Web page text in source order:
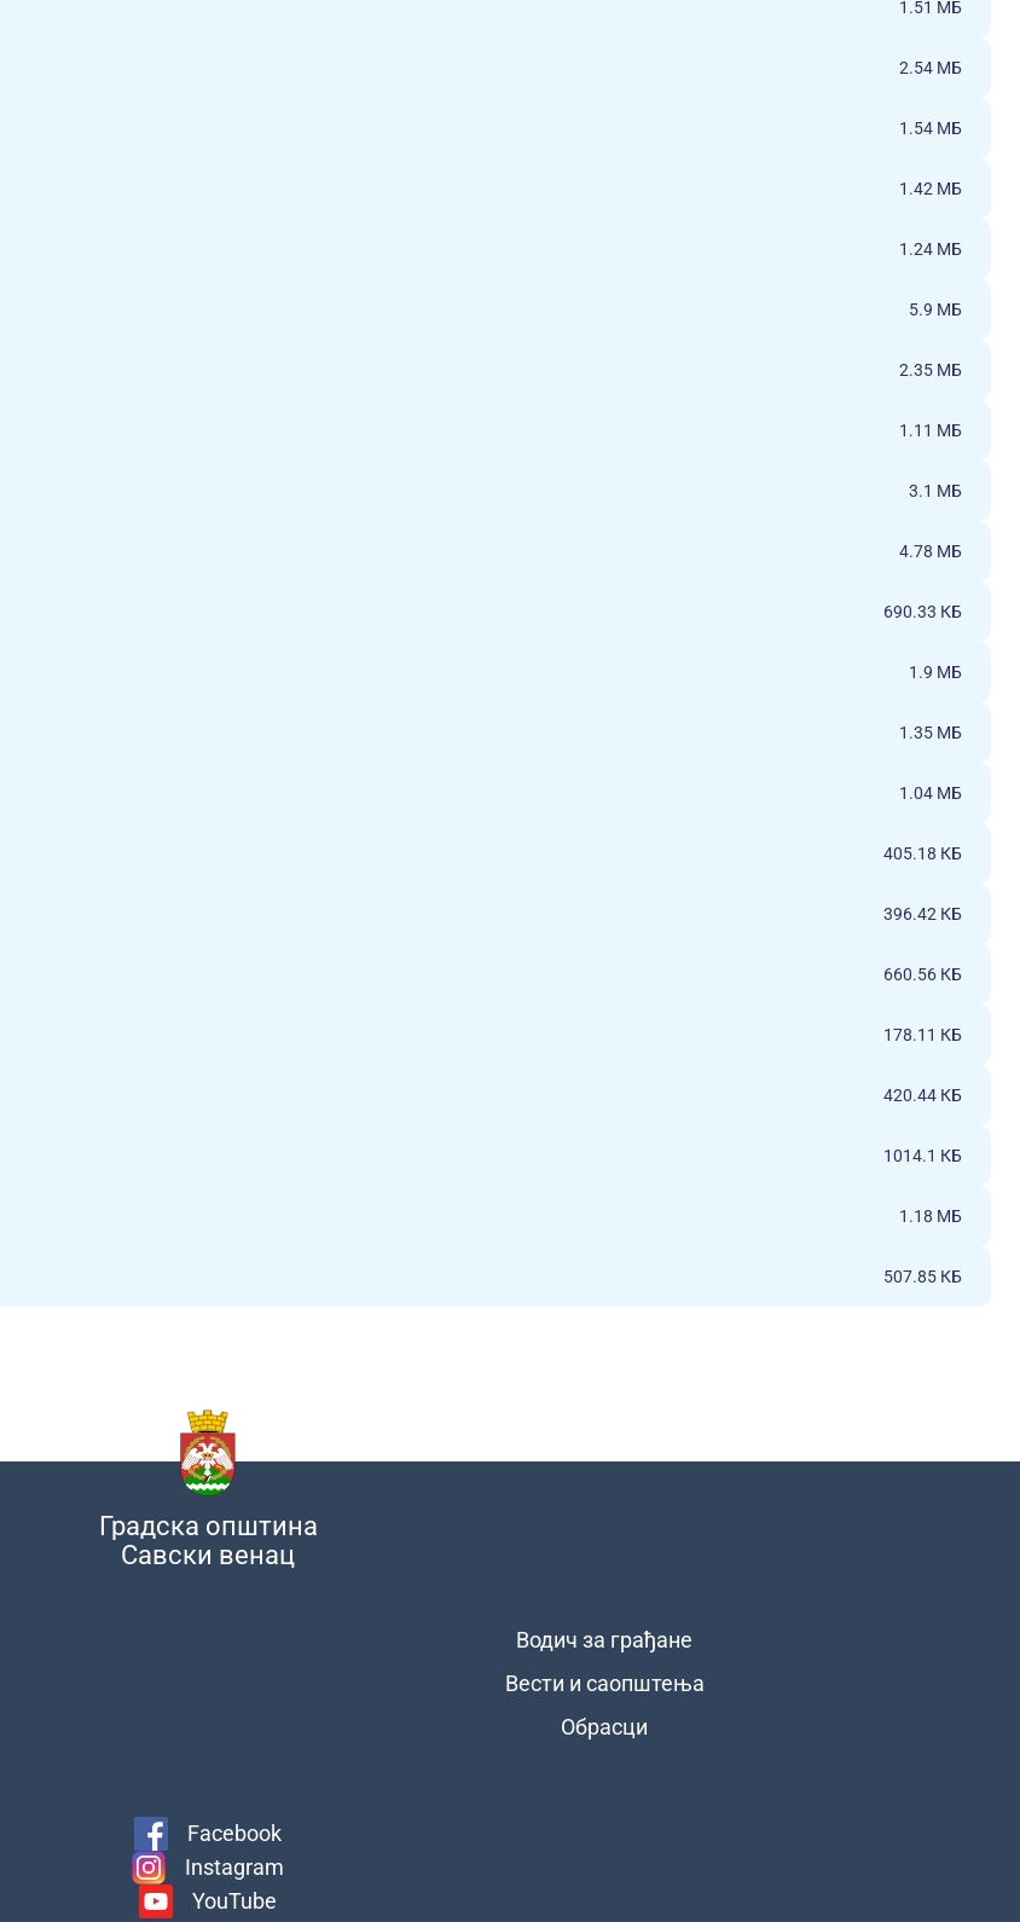
1.51 МБ
2.54 МБ
1.54 МБ
1.42 МБ
1.24 МБ
5.9 МБ
2.35 МБ
1.11 МБ
3.1 МБ
4.78 МБ
690.33 КБ
1.9 МБ
1.35 МБ
1.04 МБ
405.18 КБ
396.42 КБ
660.56 КБ
178.11 КБ
420.44 КБ
1014.1 КБ
1.18 МБ
507.85 КБ
Градска општина
Савски венац
Водич за грађане
Вести и саопштења
Обрасци
Facebook
Instagram
YouTube